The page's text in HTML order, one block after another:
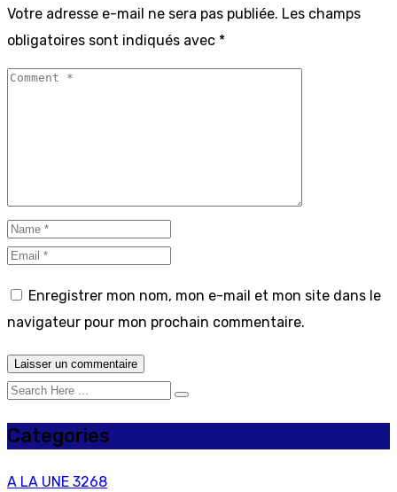
Votre adresse e-mail ne sera pas publiée. Les champs
obligatoires sont indiqués avec *
Enregistrer mon nom, mon e-mail et mon site dans le
navigateur pour mon prochain commentaire.
Categories
A LA UNE 3268